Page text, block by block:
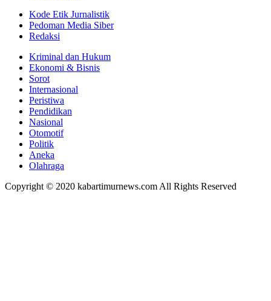
Kode Etik Jurnalistik
Pedoman Media Siber
Redaksi
Kriminal dan Hukum
Ekonomi & Bisnis
Sorot
Internasional
Peristiwa
Pendidikan
Nasional
Otomotif
Politik
Aneka
Olahraga
Copyright © 2020 kabartimurnews.com All Rights Reserved